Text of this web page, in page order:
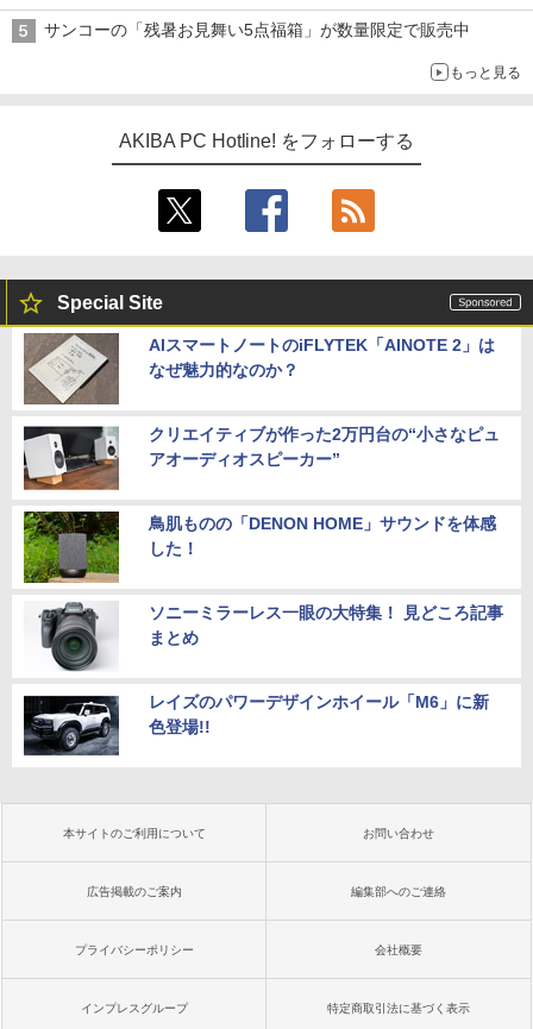
サンコーの「残暑お見舞い5点福箱」が数量限定で販売中
もっと見る
AKIBA PC Hotline! をフォローする
Special Site
AIスマートノートのiFLYTEK「AINOTE 2」は
なぜ魅力的なのか？
クリエイティブが作った2万円台の“小さなピュ
アオーディオスピーカー”
鳥肌ものの「DENON HOME」サウンドを体感
した！
ソニーミラーレス一眼の大特集！ 見どころ記事
まとめ
レイズのパワーデザインホイール「M6」に新
色登場!!
本サイトのご利用について お問い合わせ
広告掲載のご案内 編集部へのご連絡
プライバシーポリシー 会社概要
インプレスグループ 特定商取引法に基づく表示